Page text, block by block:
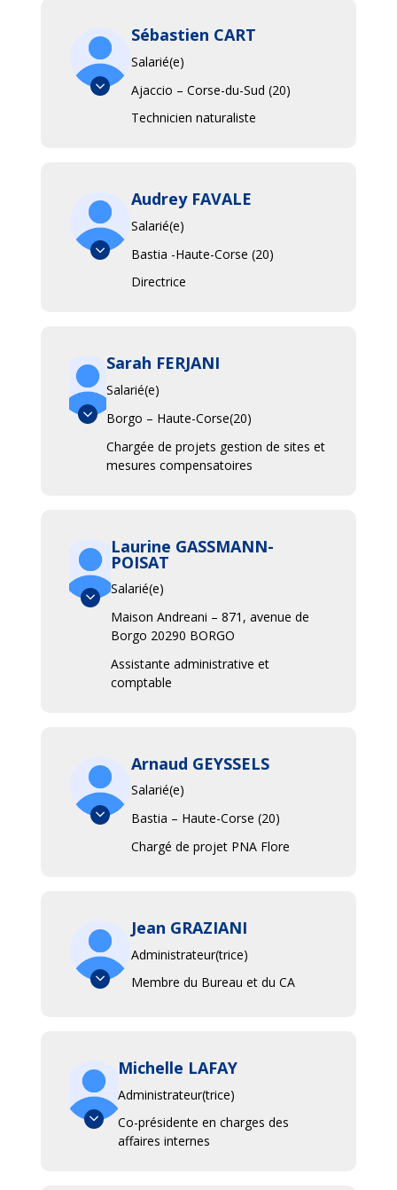
Sébastien CART
Salarié(e)
Ajaccio – Corse-du-Sud (20)
Technicien naturaliste
Audrey FAVALE
Salarié(e)
Bastia -Haute-Corse (20)
Directrice
Sarah FERJANI
Salarié(e)
Borgo – Haute-Corse(20)
Chargée de projets gestion de sites et
mesures compensatoires
Laurine GASSMANN-
POISAT
Salarié(e)
Maison Andreani – 871, avenue de
Borgo 20290 BORGO
Assistante administrative et
comptable
Arnaud GEYSSELS
Salarié(e)
Bastia – Haute-Corse (20)
Chargé de projet PNA Flore
Jean GRAZIANI
Administrateur(trice)
Membre du Bureau et du CA
Michelle LAFAY
Administrateur(trice)
Co-présidente en charges des
affaires internes